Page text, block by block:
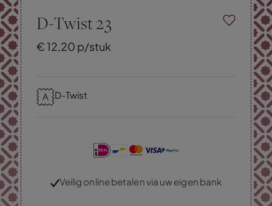
D-Twist 23
€12,20 p/stuk
D-Twist
Veilig online betalen via uw eigen bank